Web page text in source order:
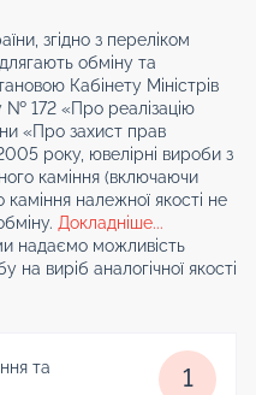
згідно з переліком
обміну та
Кабінету Міністрів
№ 172 «Про реалізацію
«Про захист прав
року, ювелірні вироби з
каміння (включаючи
належної якості не
Докладніше...
надаємо можливість
виріб аналогічної якості
та
1